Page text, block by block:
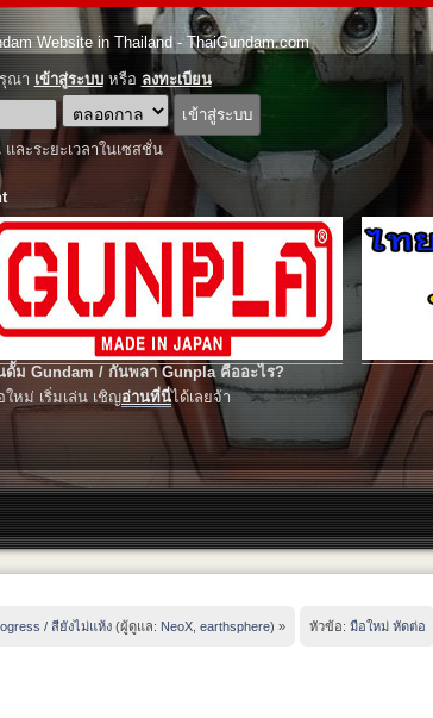
Website in Thailand - ThaiGundam.com
ณา เข้าสู่ระบบหรือ ลงทะเบียน
ละระยะเวลาในเซสชั่น
ดั้ม Gundam / กันพลา Gunpla คืออะไร?
ใหม่ เริ่มเล่น เชิญอ่านที่นี่ได้เลยจ้า
/ สียังไม่แห้ง (ผู้ดูแล: NeoX ,earthsphere) » หัวข้อ:มือใหม่ หัดต่อ